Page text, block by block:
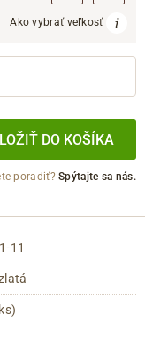
Ako vybrať veľkosť
DO KOŠÍKA
poradiť?Spýtajte sa nás.
11